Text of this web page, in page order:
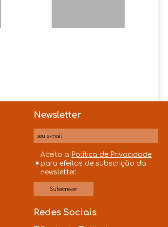
Newsletter
Aceito a Política de Privacidade
para efeitos de subscrição da
newsletter.
Redes Sociais